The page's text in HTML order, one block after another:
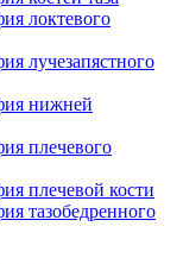
локтевого
лучезапястного
нижней
плечевого
плечевой кости
тазобедренного